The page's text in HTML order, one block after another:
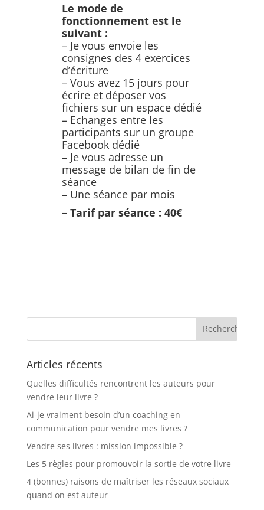
Le mode de
fonctionnement est le
suivant :
– Je vous envoie les
consignes des 4 exercices
d’écriture
– Vous avez 15 jours pour
écrire et déposer vos
fichiers sur un espace dédié
– Echanges entre les
participants sur un groupe
Facebook dédié
– Je vous adresse un
message de bilan de fin de
séance
– Une séance par mois
– Tarif par séance : 40€
Articles récents
Quelles difficultés rencontrent les auteurs pour
vendre leur livre ?
Ai-je vraiment besoin d’un coaching en
communication pour vendre mes livres ?
Vendre ses livres : mission impossible ?
Les 5 règles pour promouvoir la sortie de votre livre
4 (bonnes) raisons de maîtriser les réseaux sociaux
quand on est auteur